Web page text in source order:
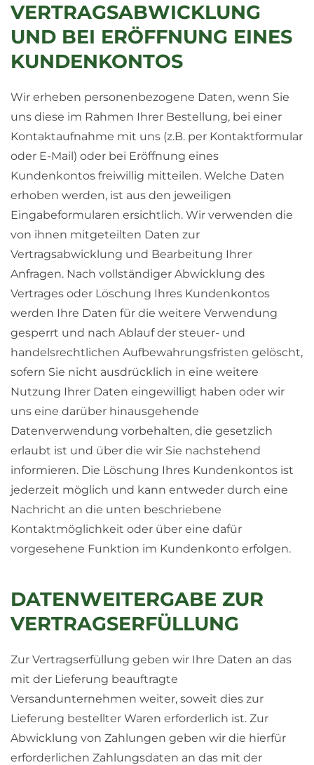
VERTRAGSABWICKLUNG
UND BEI ERÖFFNUNG EINES
KUNDENKONTOS
Wir erheben personenbezogene Daten, wenn Sie
uns diese im Rahmen Ihrer Bestellung, bei einer
Kontaktaufnahme mit uns (z.B. per Kontaktformular
oder E-Mail) oder bei Eröffnung eines
Kundenkontos freiwillig mitteilen. Welche Daten
erhoben werden, ist aus den jeweiligen
Eingabeformularen ersichtlich. Wir verwenden die
von ihnen mitgeteilten Daten zur
Vertragsabwicklung und Bearbeitung Ihrer
Anfragen. Nach vollständiger Abwicklung des
Vertrages oder Löschung Ihres Kundenkontos
werden Ihre Daten für die weitere Verwendung
gesperrt und nach Ablauf der steuer- und
handelsrechtlichen Aufbewahrungsfristen gelöscht,
sofern Sie nicht ausdrücklich in eine weitere
Nutzung Ihrer Daten eingewilligt haben oder wir
uns eine darüber hinausgehende
Datenverwendung vorbehalten, die gesetzlich
erlaubt ist und über die wir Sie nachstehend
informieren. Die Löschung Ihres Kundenkontos ist
jederzeit möglich und kann entweder durch eine
Nachricht an die unten beschriebene
Kontaktmöglichkeit oder über eine dafür
vorgesehene Funktion im Kundenkonto erfolgen.
DATENWEITERGABE ZUR
VERTRAGSERFÜLLUNG
Zur Vertragserfüllung geben wir Ihre Daten an das
mit der Lieferung beauftragte
Versandunternehmen weiter, soweit dies zur
Lieferung bestellter Waren erforderlich ist. Zur
Abwicklung von Zahlungen geben wir die hierfür
erforderlichen Zahlungsdaten an das mit der